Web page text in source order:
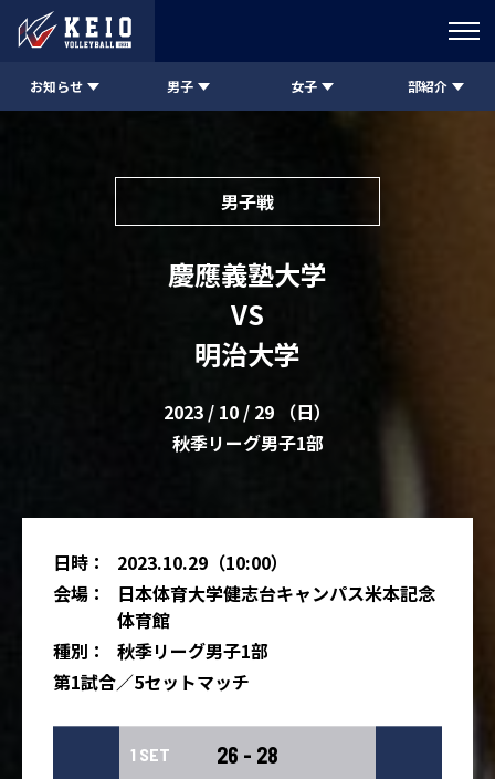
お知らせ 男子 女子 部紹介
男子戦
慶應義塾大学
VS
明治大学
2023 / 10 / 29 （日）
秋季リーグ男子1部
日時：
2023.10.29（10:00）
会場：
日本体育大学健志台キャンパス米本記念
体育館
種別：
秋季リーグ男子1部
第1試合／5セットマッチ
1 SET 26 - 28